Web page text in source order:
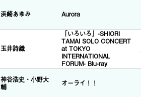
浜崎あゆみ Aurora
玉井詩織
「いろいろ」-SHIORI
TAMAI SOLO CONCERT
at TOKYO
INTERNATIONAL
FORUM- Blu-ray
神谷浩史・小野大
輔
オーライ！！